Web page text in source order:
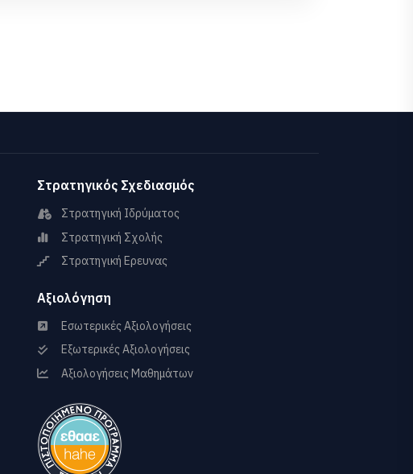
Στρατηγικός Σχεδιασμός
Στρατηγική Ιδρύματος
Στρατηγική Σχολής
Στρατηγική Ερευνας
Αξιολόγηση
Εσωτερικές Αξιολογήσεις
Εξωτερικές Αξιολογήσεις
Αξιολογήσεις Μαθημάτων